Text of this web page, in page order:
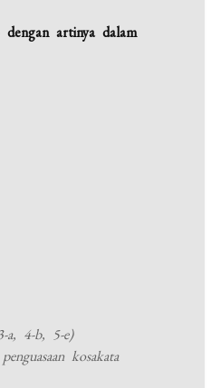
artinya dalam
a, 4-b, 5-e)
kosakata